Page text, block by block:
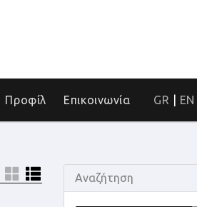
Προφίλ Επικοινωνία GR EN
Αναζήτηση